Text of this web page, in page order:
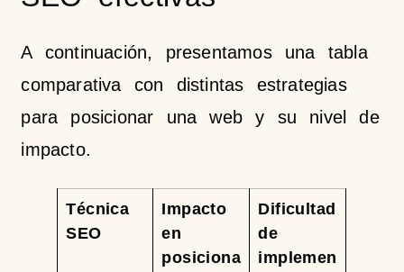
A continuación, presentamos una tabla
comparativa con distintas estrategias
para posicionar una web y su nivel de
impacto.
Técnica
SEO
Impacto
en
posiciona
Dificultad
de
implemen